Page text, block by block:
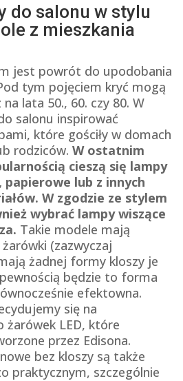
do salonu w stylu
z mieszkania
jest powrót do upodobania
tym pojęciem kryć mogą
lata 50., 60. czy 80. W
salonu inspirować
które gościły w domach
rodziców. W ostatnim
cieszą się lampy
lub z innych
W zgodzie ze stylem
wybrać lampy wiszące
Takie modele mają
(zazwyczaj
żadnej formy kloszy je
będzie to forma
efektowna.
się na
LED, które
przez Edisona.
bez kloszy są także
praktycznym, szczególnie